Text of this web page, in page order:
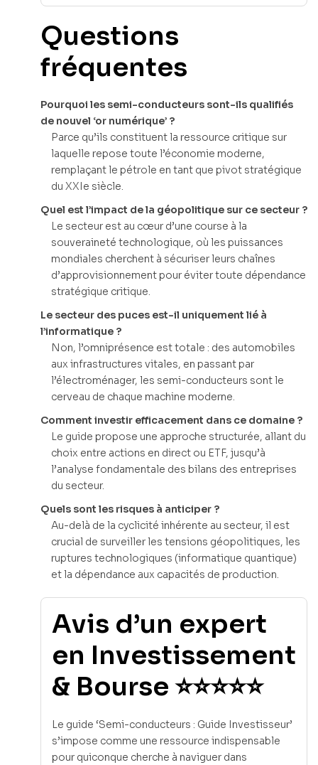
Questions
fréquentes
Pourquoi les semi-conducteurs sont-ils qualifiés
de nouvel ‘or numérique’ ?
Parce qu’ils constituent la ressource critique sur
laquelle repose toute l’économie moderne,
remplaçant le pétrole en tant que pivot stratégique
du XXIe siècle.
Quel est l’impact de la géopolitique sur ce secteur ?
Le secteur est au cœur d’une course à la
souveraineté technologique, où les puissances
mondiales cherchent à sécuriser leurs chaînes
d’approvisionnement pour éviter toute dépendance
stratégique critique.
Le secteur des puces est-il uniquement lié à
l’informatique ?
Non, l’omniprésence est totale : des automobiles
aux infrastructures vitales, en passant par
l’électroménager, les semi-conducteurs sont le
cerveau de chaque machine moderne.
Comment investir efficacement dans ce domaine ?
Le guide propose une approche structurée, allant du
choix entre actions en direct ou ETF, jusqu’à
l’analyse fondamentale des bilans des entreprises
du secteur.
Quels sont les risques à anticiper ?
Au-delà de la cyclicité inhérente au secteur, il est
crucial de surveiller les tensions géopolitiques, les
ruptures technologiques (informatique quantique)
et la dépendance aux capacités de production.
Avis d’un expert
en Investissement
& Bourse ⭐⭐⭐⭐⭐
Le guide ‘Semi-conducteurs : Guide Investisseur’
s’impose comme une ressource indispensable
pour quiconque cherche à naviguer dans